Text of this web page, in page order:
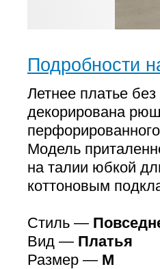
Подробности
Летнее платье
декорирована
Модель
на талии юбкой
коттоновым
Стиль —
Вид — Платья
Размер — M